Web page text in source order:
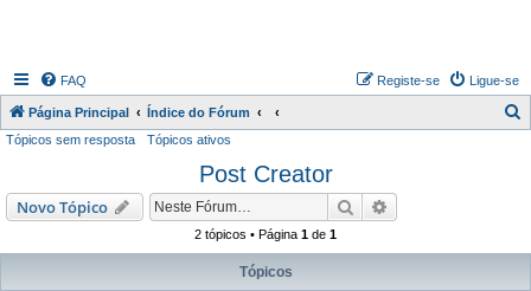
FAQ Ligue-se
Registe-se
Página Principal Índice do Fórum
i
Tópicos sem resposta Tópicos ativos
Post Creator
Novo Tópico Pesquisar
2 tópicos • Página 1 de 1
Tópicos